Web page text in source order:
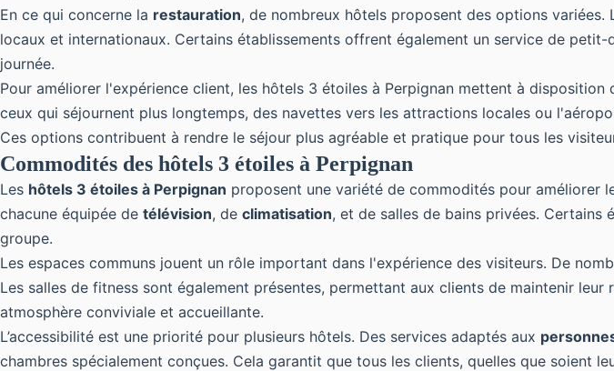
En ce qui concerne la restauration, de nombreux hôtels proposent des options
locaux et internationaux. Certains établissements offrent également un service de
journée.
Pour améliorer l'expérience client, les hôtels 3 étoiles à Perpignan mettent à disposition
ceux qui séjournent plus longtemps, des navettes vers les attractions locales ou
Ces options contribuent à rendre le séjour plus agréable et pratique pour tous les
Commodités des hôtels 3 étoiles à Perpignan
Les hôtels 3 étoiles à Perpignan proposent une variété de commodités pour améliorer
chacune équipée de télévision, de climatisation, et de salles de bains privées. Certains
groupe.
Les espaces communs jouent un rôle important dans l'expérience des visiteurs. De
Les salles de fitness sont également présentes, permettant aux clients de maintenir
atmosphère conviviale et accueillante.
L’accessibilité est une priorité pour plusieurs hôtels. Des services adaptés aux
chambres spécialement conçues. Cela garantit que tous les clients, quelles que soient